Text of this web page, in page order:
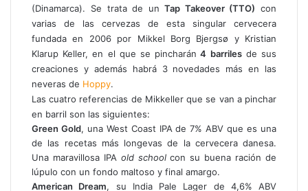
(Dinamarca). Se trata de un Tap Takeover (TTO) con
varias de las cervezas de esta singular cervecera
fundada en 2006 por Mikkel Borg Bjergsø y Kristian
Klarup Keller, en el que se pincharán 4 barrilesde sus
creaciones y además habrá 3 novedades más en las
neveras de Hoppy.
Las cuatro referencias de Mikkeller que se van a pinchar
en barril son las siguientes:
Green Gold, una West Coast IPA de 7% ABV que es una
de las recetas más longevas de la cervecera danesa.
Una maravillosa IPA old schoolcon su buena ración de
lúpulo con un fondo maltoso y final amargo.
American Dream, su India Pale Lager de 4,6% ABV